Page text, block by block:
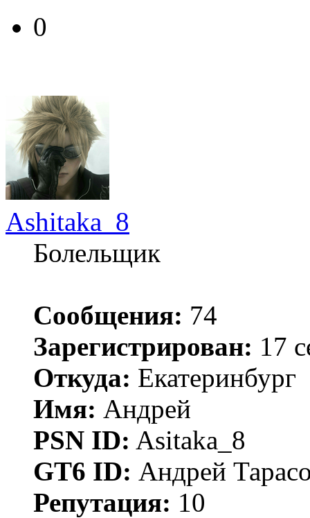
0
Ashitaka_8
Болельщик
Сообщения: 74
Зарегистрирован: 17
Откуда: Екатеринбург
Имя: Андрей
PSN ID: Asitaka_8
GT6 ID: Андрей
Репутация: 10